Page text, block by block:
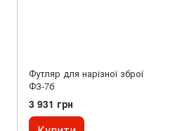
Футляр для нарізної зброї
ФЗ-7б
3 931 грн